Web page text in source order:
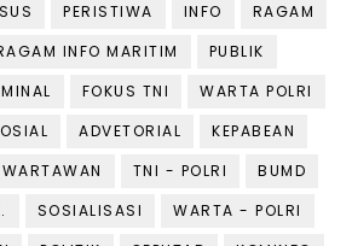
PERISTIWA INFO
RAGAM
INFO MARITIM
PUBLIK
FOKUS TNI
WARTA POLRI
ADVETORIAL
KEPABEAN
TNI - POLRI
BUMD
SOSIALISASI
WARTA - POLRI